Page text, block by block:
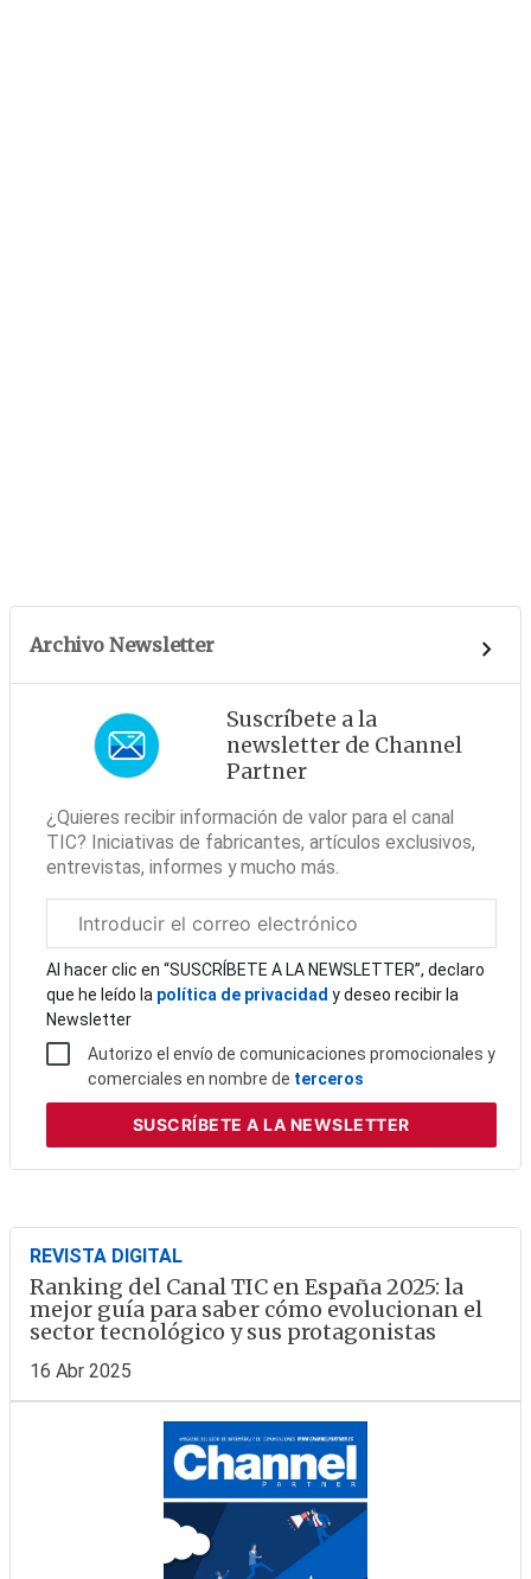
Archivo Newsletter
Suscríbete a la
newsletter de Channel
Partner
¿Quieres recibir información de valor para el canal
TIC? Iniciativas de fabricantes, artículos exclusivos,
entrevistas, informes y mucho más.
electrónico
corporativo
Al hacer clic en “SUSCRÍBETE A LA NEWSLETTER”, declaro
que he leído la política de privacidad y deseo recibir la
Newsletter
Autorizo el envío de comunicaciones promocionales y
comerciales en nombre de terceros
SUSCRÍBETEA LA NEWSLETTER
REVISTA DIGITAL
Ranking del Canal TIC en España 2025: la
mejor guía para saber cómo evolucionan el
sector tecnológico y sus protagonistas
16 Abr 2025